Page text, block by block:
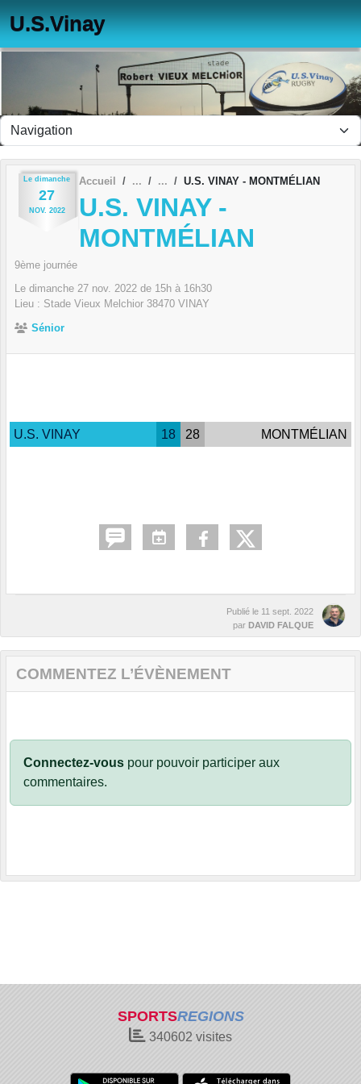
U.S.Vinay
Le dimanche
27
NOV. 2022
Accueil U.S. VINAY - MONTMÉLIAN
U.S. VINAY -
MONTMÉLIAN
9ème journée
Le dimanche 27 nov. 2022 de 15h à 16h30
Lieu : Stade Vieux Melchior 38470 VINAY
Sénior
U.S. VINAY 18 28 MONTMÉLIAN
Publié le 11 sept. 2022
par DAVID FALQUE
COMMENTEZ L’ÉVÈNEMENT
Connectez-vous pour pouvoir participer aux
commentaires.
SPORTSREGIONS
340602 visites